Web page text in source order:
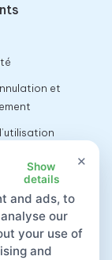
et
×
Show
details
and ads, to
our
your use of
and